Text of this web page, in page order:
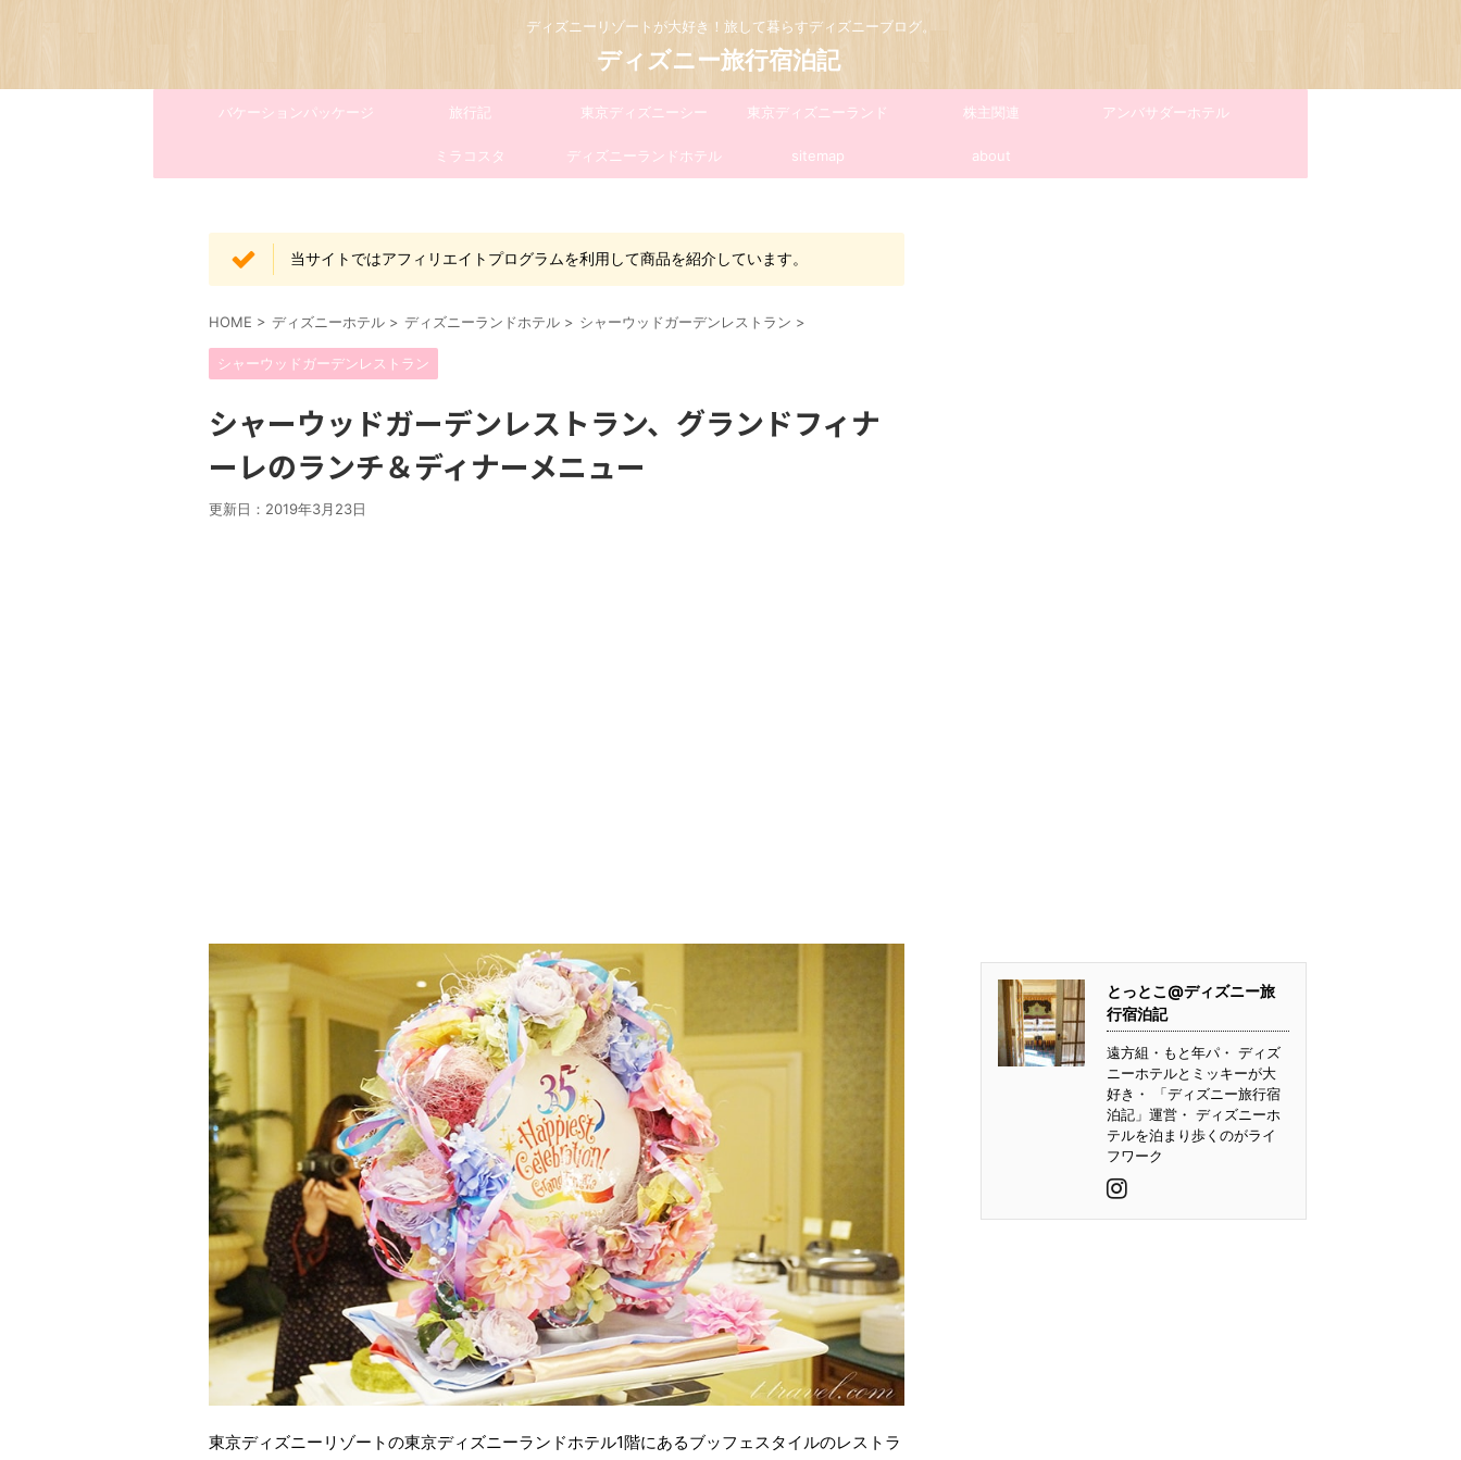
ディズニーリゾートが大好き！旅して暮らすディズニーブログ。
ディズニー旅行宿泊記
バケーションパッケージ 旅行記 東京ディズニーシー 東京ディズニーランド 株主関連 アンバサダーホテル
ミラコスタ ディズニーランドホテル sitemap about
当サイトではアフィリエイトプログラムを利用して商品を紹介しています。
HOME > ディズニーホテル > ディズニーランドホテル > シャーウッドガーデンレストラン >
シャーウッドガーデンレストラン
シャーウッドガーデンレストラン、グランドフィナ
ーレのランチ＆ディナーメニュー
更新日： 2019年3月23日
東京ディズニーリゾートの東京ディズニーランドホテル1階にあるブッフェスタイルのレストラ
とっとこ@ディズニー旅
行宿泊記
遠方組・もと年パ・ ディズ
ニーホテルとミッキーが大
好き・ 「ディズニー旅行宿
泊記」運営・ ディズニーホ
テルを泊まり歩くのがライ
フワーク